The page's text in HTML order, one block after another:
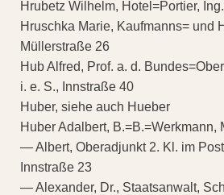
Hrubetz Wilhelm, Hotel=Portier,
Hruschka Marie, Kaufmanns= und
Müllerstraße 26
Hub Alfred, Prof. a. d.
i. e. S., Innstraße 40
Huber, siehe auch Hueber
Huber Adalbert, B.=B.=Werkmann,
— Albert, Oberadjunkt 2. Kl. im
Innstraße 23
— Alexander, Dr., Staatsanwalt,